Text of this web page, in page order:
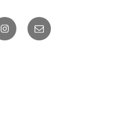
InstagramEmail